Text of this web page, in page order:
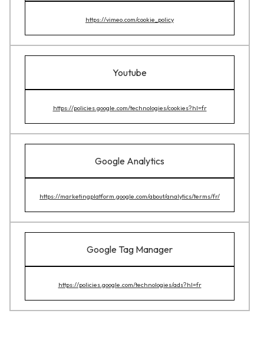
https://vimeo.com/cookie_policy
Youtube
https://policies.google.com/technologies/cookies?hl=fr
Google Analytics
https://marketingplatform.google.com/about/analytics/terms/fr/
Google Tag Manager
https://policies.google.com/technologies/ads?hl=fr